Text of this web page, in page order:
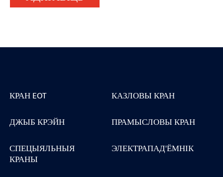
КРАН EOT
КАЗЛОВЫ КРАН
ДЖЫБ КРЭЙН
ПРАМЫСЛОВЫ КРАН
СПЕЦЫЯЛЬНЫЯ
КРАНЫ
ЭЛЕКТРАПАД'ЁМНІК